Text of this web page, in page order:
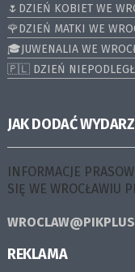
🌷DZIEŃ KOBIET WE
🌹DZIEŃ MATKI WE
🎓JUWENALIA WE
🇵🇱 DZIEŃ
JAK DODAĆ
INFORMACJE
SIĘ WE WROCŁAWIU
REKLAMA